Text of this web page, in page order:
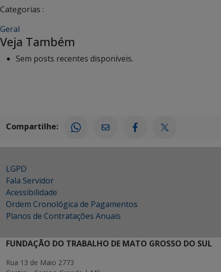
Categorias :
Geral
Veja Também
Sem posts recentes disponíveis.
Compartilhe:
LGPD
Fala Servidor
Acessibilidade
Ordem Cronológica de Pagamentos
Planos de Contratações Anuais
FUNDAÇÃO DO TRABALHO DE MATO GROSSO DO SUL
Rua 13 de Maio 2773